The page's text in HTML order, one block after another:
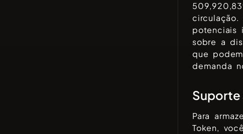
potenciais
sobre a
que
demanda
Suporte
Para
Token,